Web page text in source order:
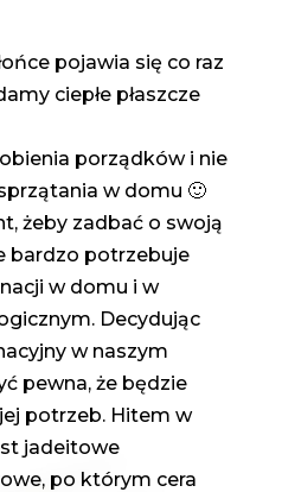
pojawia się co raz
ciepłe płaszcze
porządków i nie
w domu 🙂
żeby zadbać o swoją
bardzo potrzebuje
w domu i w
Decydując
w naszym
pewna, że będzie
potrzeb. Hitem w
jadeitowe
po którym cera